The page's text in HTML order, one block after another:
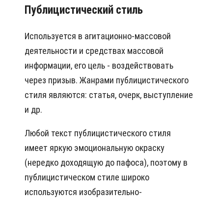
Публицистический стиль
Используется в агитационно-массовой
деятельности и средствах массовой
информации, его цель - воздействовать
через призыв. Жанрами публицистического
стиля являются: статья, очерк, выступление
и др.
Любой текст публицистического стиля
имеет яркую эмоциональную окраску
(нередко доходящую до пафоса), поэтому в
публицистическом стиле широко
используются изобразительно-